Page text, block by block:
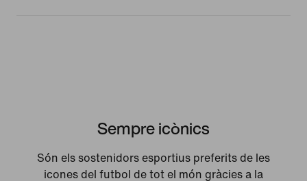
Sempre icònics
Són els sostenidors esportius preferits de les
icones del futbol de tot el món gràcies a la